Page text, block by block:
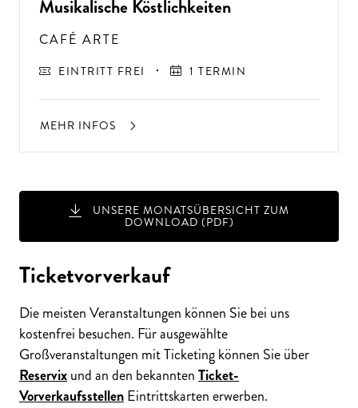
A
USSER
G
EW
Ö
H
N
LIC
H
E K
O
N
ZER
TER
LEBN
ISSE
S
T
E
H
E
N
SI
E
A
U
F
P
E
R
F
O
R
M
A
N
C
E
S
?
Musikalische Köstlichkeiten
CAFÉ ARTE
EINTRITT FREI 1 TERMIN
MEHR INFOS
UNSERE MONATSÜBERSICHT ZUM
DOWNLOAD (PDF)
Ticketvorverkauf
Die meisten Veranstaltungen können Sie bei uns
kostenfrei besuchen. Für ausgewählte
Großveranstaltungen mit Ticketing können Sie über
Reservixund an den bekanntenTicket-
VorverkaufsstellenEintrittskarten erwerben.